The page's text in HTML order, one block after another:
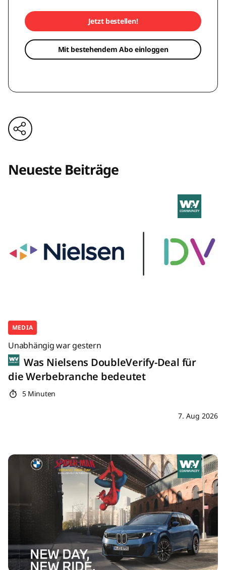
Jetzt bestellen!
Mit bestehendem Abo einloggen
Neueste Beiträge
MEDIA
Unabhängig war gestern
Was Nielsens DoubleVerify-Deal für
die Werbebranche bedeutet
5 Minuten
7. Aug 2026